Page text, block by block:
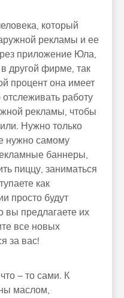
который
рекламы и ее
приложение Юла,
другой фирме, так
процент она имеет
работу
рекламы, чтобы
Нужно только
нужно самому
баннеры,
пиццу, заниматься
как
просто будут
вы предлагаете их
все новых
за вас!
– то сами. К
маслом,